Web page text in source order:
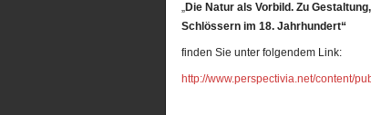
„Die Natur als Vorbild. Zu
Schlössern im 18. Jahrhundert“
finden Sie unter folgendem Link:
http://www.perspectivia.net/content/